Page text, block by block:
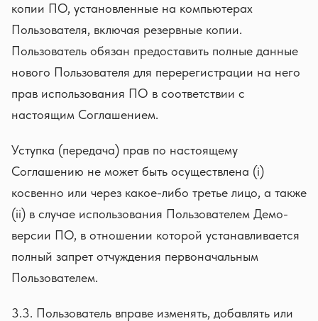
копии ПО, установленные на компьютерах
Пользователя, включая резервные копии.
Пользователь обязан предоставить полные данные
нового Пользователя для перерегистрации на него
прав использования ПО в соответствии с
настоящим Соглашением.
Уступка (передача) прав по настоящему
Соглашению не может быть осуществлена (i)
косвенно или через какое-либо третье лицо, а также
(ii) в случае использования Пользователем Демо-
версии ПО, в отношении которой устанавливается
полный запрет отчуждения первоначальным
Пользователем.
3.3. Пользователь вправе изменять, добавлять или